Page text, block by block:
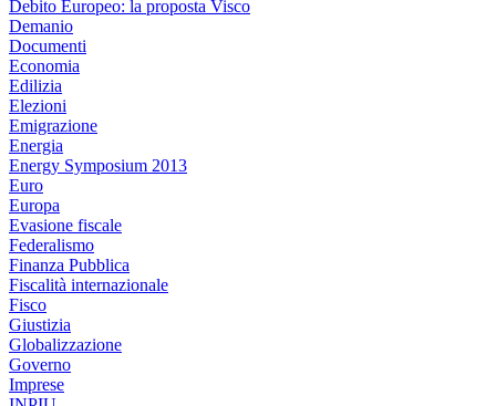
Debito Europeo: la proposta Visco
Demanio
Documenti
Economia
Edilizia
Elezioni
Emigrazione
Energia
Energy Symposium 2013
Euro
Europa
Evasione fiscale
Federalismo
Finanza Pubblica
Fiscalità internazionale
Fisco
Giustizia
Globalizzazione
Governo
Imprese